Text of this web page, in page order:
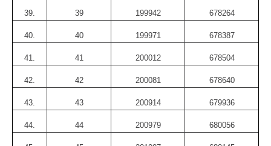
39. 39 199942 678264
40. 40 199971 678387
41. 41 200012 678504
42. 42 200081 678640
43. 43 200914 679936
44. 44 200979 680056